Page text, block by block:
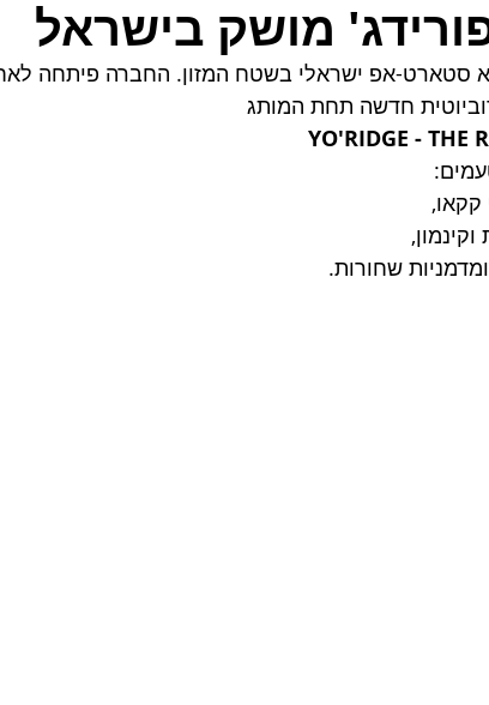
מושק בישראל
סטארט-אפ ישראלי בשטח המזון. החברה פיתחה
חדשה תחת המותג
YO'RIDGE - THE
קקאו,
שחורות.